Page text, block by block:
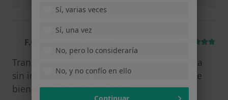
F.O.T.
Transmite calma y conocimiento y te escucha
sin interrupciones. Se interesa por conocerte
bien desde la primera visita.
Sí, varias veces
Sí, una vez
No, pero lo consideraría
No, y no confío en ello